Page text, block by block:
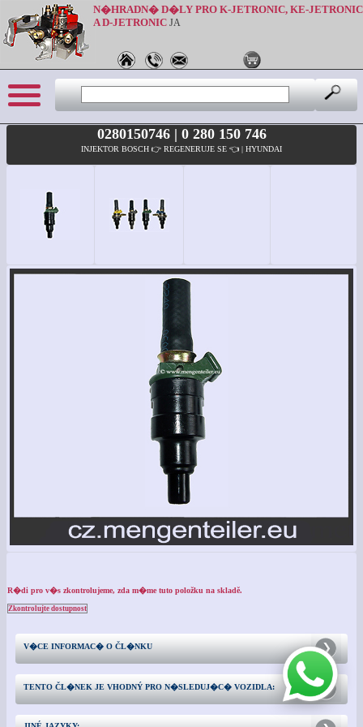
N�HRADN� D�LY PRO K-JETRONIC, KE-JETRONIC
A D-JETRONIC JA
0280150746 | 0 280 150 746
INJEKTOR BOSCH 👉 REGENERUJE SE 👈 | HYUNDAI
R�di pro v�s zkontrolujeme, zda m�me tuto položku na skladě.
Zkontrolujte dostupnost
V�CE INFORMAC� O ČL�NKU
TENTO ČL�NEK JE VHODNÝ PRO N�SLEDUJ�C� VOZIDLA: